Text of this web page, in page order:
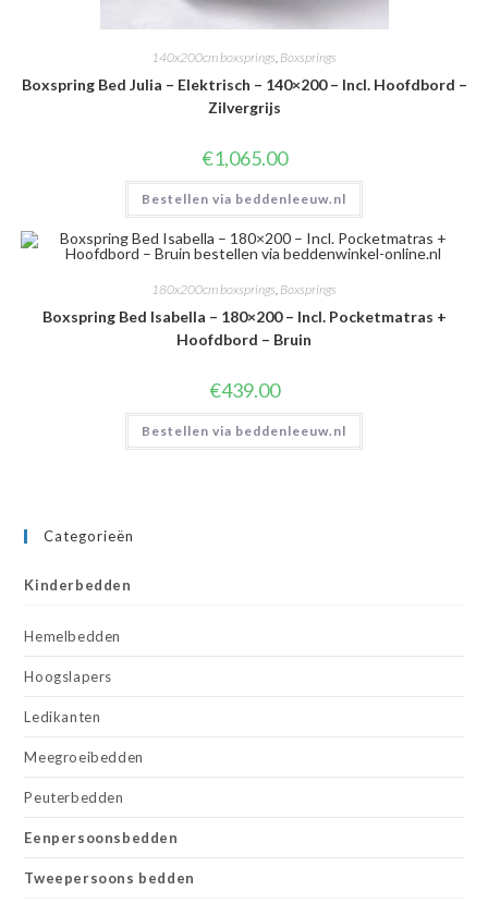
140x200cm boxsprings Boxsprings
Boxspring Bed Julia – Elektrisch – 140×200 – Incl. Hoofdbord –
Zilvergrijs
€1,065.00
Bestellen via beddenleeuw.nl
180x200cm boxsprings, Boxsprings
Boxspring Bed Isabella – 180×200 – Incl. Pocketmatras +
Hoofdbord – Bruin
€439.00
Bestellen via beddenleeuw.nl
Categorieën
Kinderbedden
Hemelbedden
Hoogslapers
Ledikanten
Meegroeibedden
Peuterbedden
Eenpersoonsbedden
Tweepersoons bedden